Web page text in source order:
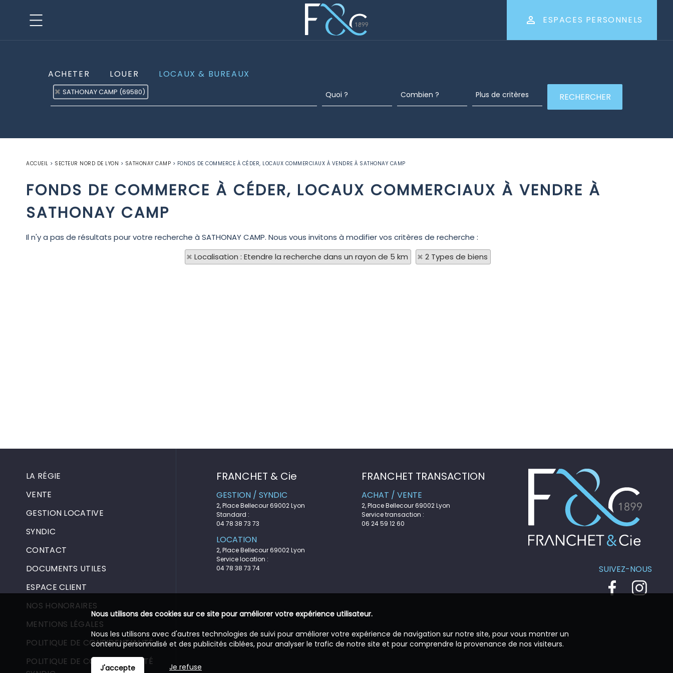
ESPACES PERSONNELS
ACHETER LOUER LOCAUX & BUREAUX
SATHONAY CAMP (69580)
ACCUEIL > SECTEUR NORD DE LYON > SATHONAY CAMP > FONDS DE COMMERCE À CÉDER, LOCAUX COMMERCIAUX À VENDRE À SATHONAY CAMP
FONDS DE COMMERCE À CÉDER, LOCAUX COMMERCIAUX À VENDRE À
SATHONAY CAMP
Il n'y a pas de résultats pour votre recherche à SATHONAY CAMP. Nous vous invitons à modifier vos critères de recherche :
Localisation : Etendre la recherche dans un rayon de 5 km
2 Types de biens
LA RÉGIE
VENTE
GESTION LOCATIVE
SYNDIC
CONTACT
DOCUMENTS UTILES
ESPACE CLIENT
NOS HONORAIRES
MENTIONS LÉGALES
POLITIQUE DE CONFIDENTIALITÉ
POLITIQUE DE CONFIDENTIALITÉ
FRANCHET & Cie
GESTION / SYNDIC
2, Place Bellecour 69002 Lyon
Standard :
04 78 38 73 73
LOCATION
2, Place Bellecour 69002 Lyon
Service location :
04 78 38 73 74
FRANCHET TRANSACTION
ACHAT / VENTE
2, Place Bellecour 69002 Lyon
Service transaction :
06 24 59 12 60
SUIVEZ-NOUS
Nous utilisons des cookies sur ce site pour améliorer votre expérience utilisateur.
Nous les utilisons avec d'autres technologies de suivi pour améliorer votre expérience de navigation sur notre site, pour vous montrer un
contenu personnalisé et des publicités ciblées, pour analyser le trafic de notre site et pour comprendre la provenance de nos visiteurs.
J'accepte Je refuse